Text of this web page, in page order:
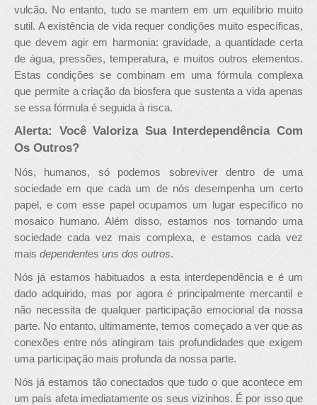
vulcão. No entanto, tudo se mantem em um equilíbrio muito
sutil. A existência de vida requer condições muito específicas,
que devem agir em harmonia: gravidade, a quantidade certa
de água, pressões, temperatura, e muitos outros elementos.
Estas condições se combinam em uma fórmula complexa
que permite a criação da biosfera que sustenta a vida apenas
se essa fórmula é seguida à risca.
Alerta: Você Valoriza Sua Interdependência Com
Os Outros?
Nós, humanos, só podemos sobreviver dentro de uma
sociedade em que cada um de nós desempenha um certo
papel, e com esse papel ocupamos um lugar específico no
mosaico humano. Além disso, estamos nos tornando uma
sociedade cada vez mais complexa, e estamos cada vez
mais dependentes uns dos outros.
Nós já estamos habituados a esta interdependência e é um
dado adquirido, mas por agora é principalmente mercantil e
não necessita de qualquer participação emocional da nossa
parte. No entanto, ultimamente, temos começado a ver que as
conexões entre nós atingiram tais profundidades que exigem
uma participação mais profunda da nossa parte.
Nós já estamos tão conectados que tudo o que acontece em
um país afeta imediatamente os seus vizinhos. É por isso que